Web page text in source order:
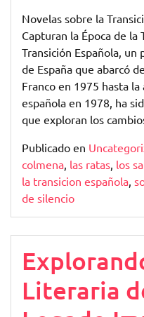
Novelas sobre la
Capturan la Época de la
Transición Española,
de España que abarcó
Franco en 1975 hasta
española en 1978, ha
que exploran los
Publicado en
colmena, las ratas, los
la transicion española,
de silencio
Literaria